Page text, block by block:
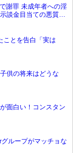
謝罪 未成年者への淫
談金目当ての悪質な
ことを告白「実は
供の将来はどうな
面白い！コンスタン
ループがマッチョな